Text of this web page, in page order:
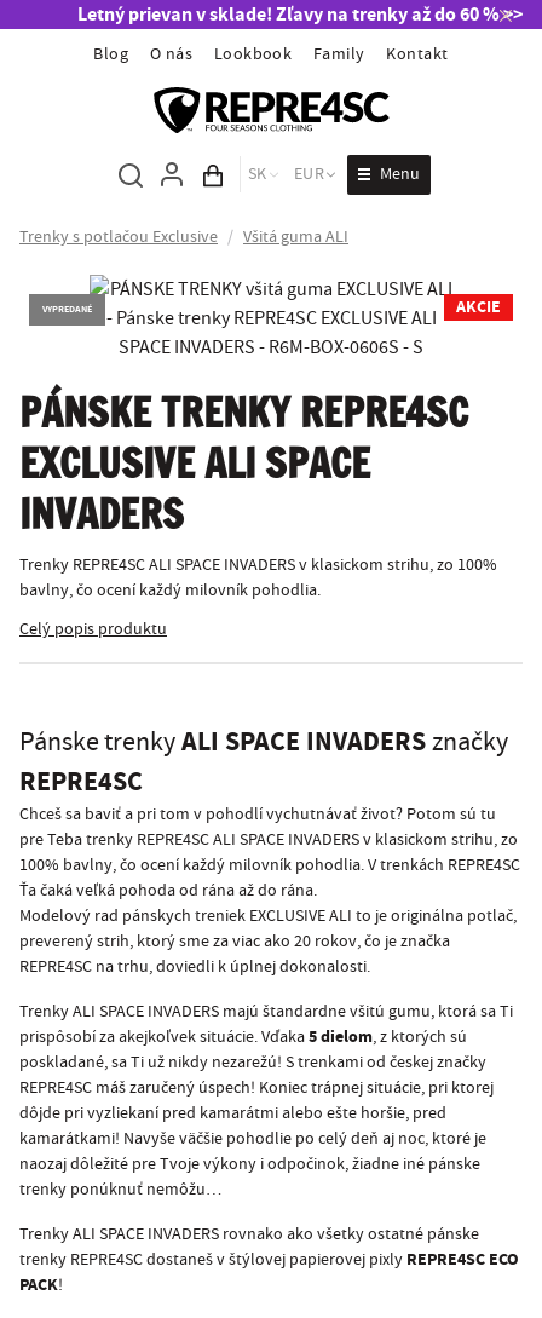
Letný prievan v sklade! Zľavy na trenky až do 60 % >>
Blog O nás Lookbook Family Kontakt
Obsah košíka
SK EUR Menu
Trenky s potlačou Exclusive / Všitá guma ALI
VYPREDANÉ AKCIE
PÁNSKE TRENKY REPRE4SC
EXCLUSIVE ALI SPACE
INVADERS
Trenky REPRE4SC ALI SPACE INVADERS v klasickom strihu, zo 100%
bavlny, čo ocení každý milovník pohodlia.
Celý popis produktu
Pánske trenkyALI SPACE INVADERSznačky
REPRE4SC
Chceš sa baviť a pri tom v pohodlí vychutnávať život? Potom sú tu
pre Teba trenky REPRE4SC ALI SPACE INVADERS v klasickom strihu, zo
100% bavlny, čo ocení každý milovník pohodlia. V trenkách REPRE4SC
Ťa čaká veľká pohoda od rána až do rána.
Modelový rad pánskych treniek EXCLUSIVE ALI to je originálna potlač,
preverený strih, ktorý sme za viac ako 20 rokov, čo je značka
REPRE4SC na trhu, doviedli k úplnej dokonalosti.
Trenky ALI SPACE INVADERS majú štandardne všitú gumu, ktorá sa Ti
prispôsobí za akejkoľvek situácie. Vďaka5 dielom, z ktorých sú
poskladané, sa Ti už nikdy nezarežú! S trenkami od českej značky
REPRE4SC máš zaručený úspech! Koniec trápnej situácie, pri ktorej
dôjde pri vyzliekaní pred kamarátmi alebo ešte horšie, pred
kamarátkami! Navyše väčšie pohodlie po celý deň aj noc, ktoré je
naozaj dôležité pre Tvoje výkony i odpočinok, žiadne iné pánske
trenky ponúknuť nemôžu…
Trenky ALI SPACE INVADERS rovnako ako všetky ostatné pánske
trenky REPRE4SC dostaneš v štýlovej papierovej pixly REPRE4SC ECO
PACK!